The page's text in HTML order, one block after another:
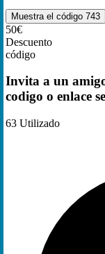
Muestra el código 743
50€
Descuento
código
Invita a un
codigo o enlace
63 Utilizado